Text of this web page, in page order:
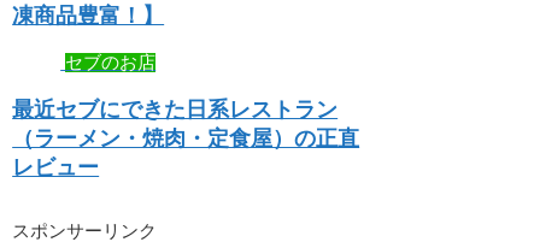
凍商品豊富！】
セブのお店
最近セブにできた日系レストラン
（ラーメン・焼肉・定食屋）の正直
レビュー
スポンサーリンク